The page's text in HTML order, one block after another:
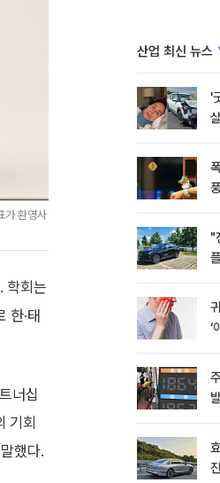
가 환영사
학회는
한·태
너십
기회
했다.
산업 최신 뉴스
'
"
‘